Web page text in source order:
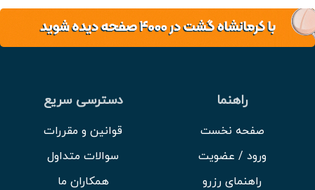
راهنما
صفحه نخست
ورود / عضویت
راهنمای رزرو
دسترسی سریع
قوانین و مقررات
سوالات متداول
همکاران ما